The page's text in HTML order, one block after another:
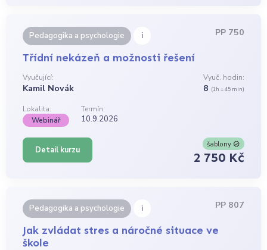
Pedagogika a psychologie i PP 750
Třídní nekázeň a možnosti řešení
Vyučující:
Kamil Novák
Vyuč. hodin:
8 (1h = 45 min)
Lokalita:
Termín:
Webinář
10.9.2026
Detail kurzu
šablony
2 750 Kč
Pedagogika a psychologie i PP 807
Jak zvládat stres a náročné situace ve
škole